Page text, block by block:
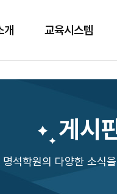
개 교육시스템
게시
명석학원의 다양한 소식